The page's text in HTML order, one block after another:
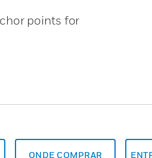
points for
ONDE COMPRAR